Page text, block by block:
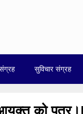
सुविचार संग्रह
को